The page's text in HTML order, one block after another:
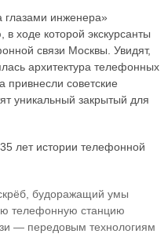
глазами инженера»
в ходе которой экскурсанты
связи Москвы. Увидят,
архитектура телефонных
привнесли советские
уникальный закрытый для
лет истории телефонной
будоражащий умы
телефонную станцию
— передовым технологиям